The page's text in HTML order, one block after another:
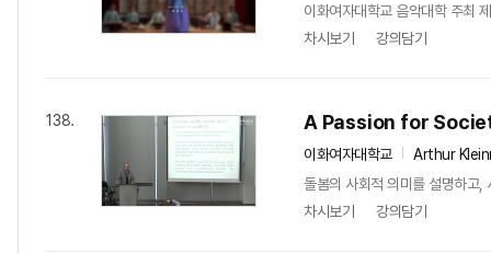
이화여자대학교 음악대학 주
차시보기
강의담기
138. A Passion for
이화여자대학교
Arthur
돌봄의 사회적 의미를 설명하고,
차시보기
강의담기